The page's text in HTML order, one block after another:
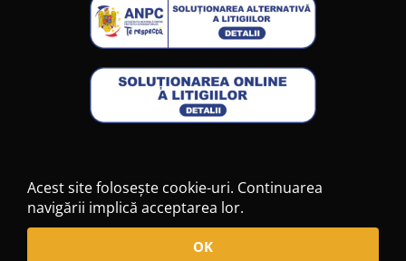
2026 © Toate drepturile rezervate
Acest site folosește cookie-uri. Continuarea
navigării implică acceptarea lor.
OK